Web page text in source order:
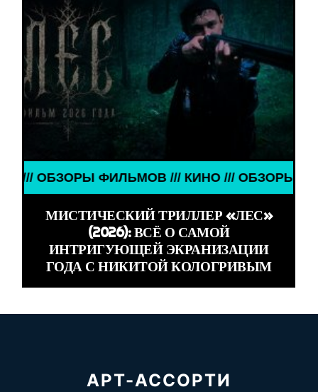
ФИЛЬМОВ /// КИНО /// ОБЗОРЫ ФИЛЬМОВ ///
МИСТИЧЕСКИЙ ТРИЛЛЕР «ЛЕС»
(2026): ВСЁ О САМОЙ
ИНТРИГУЮЩЕЙ ЭКРАНИЗАЦИИ
ГОДА С НИКИТОЙ КОЛОГРИВЫМ
АРТ-АССОРТИ